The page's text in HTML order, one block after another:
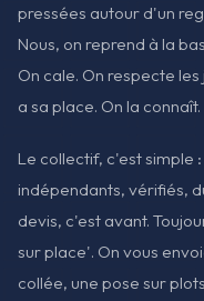
pressées autour d'un
Nous, on reprend à la
On cale. On respecte
a sa place. On la connaît.
Le collectif, c'est simple
indépendants, vérifiés,
devis, c'est avant.
sur place'. On vous
collée, une pose sur